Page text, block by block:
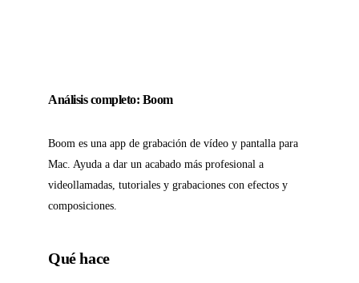
Análisis completo: Boom
Boom es una app de grabación de vídeo y pantalla para
Mac. Ayuda a dar un acabado más profesional a
videollamadas, tutoriales y grabaciones con efectos y
composiciones.
Qué hace